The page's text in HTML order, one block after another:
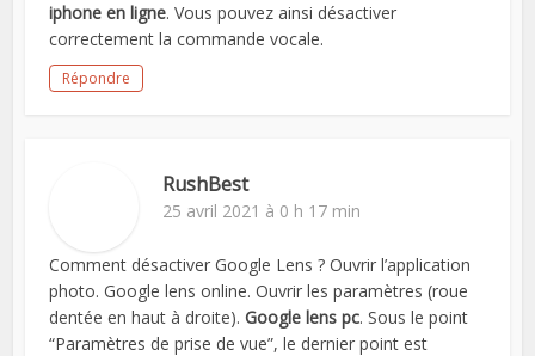
iphone en ligne. Vous pouvez ainsi désactiver
correctement la commande vocale.
Répondre
RushBest
25 avril 2021 à 0 h 17 min
Comment désactiver Google Lens ? Ouvrir l’application
photo. Google lens online. Ouvrir les paramètres (roue
dentée en haut à droite).Google lens pc. Sous le point
“Paramètres de prise de vue”, le dernier point est